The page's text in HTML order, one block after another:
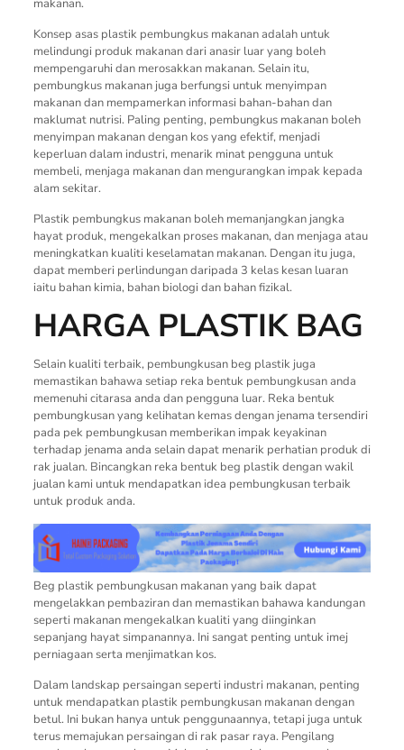
makanan.
Konsep asas plastik pembungkus makanan adalah untuk
melindungi produk makanan dari anasir luar yang boleh
mempengaruhi dan merosakkan makanan. Selain itu,
pembungkus makanan juga berfungsi untuk menyimpan
makanan dan mempamerkan informasi bahan-bahan dan
maklumat nutrisi. Paling penting, pembungkus makanan boleh
menyimpan makanan dengan kos yang efektif, menjadi
keperluan dalam industri, menarik minat pengguna untuk
membeli, menjaga makanan dan mengurangkan impak kepada
alam sekitar.
Plastik pembungkus makanan boleh memanjangkan jangka
hayat produk, mengekalkan proses makanan, dan menjaga atau
meningkatkan kualiti keselamatan makanan. Dengan itu juga,
dapat memberi perlindungan daripada 3 kelas kesan luaran
iaitu bahan kimia, bahan biologi dan bahan fizikal.
HARGA PLASTIK BAG
Selain kualiti terbaik, pembungkusan beg plastik juga
memastikan bahawa setiap reka bentuk pembungkusan anda
memenuhi citarasa anda dan pengguna luar. Reka bentuk
pembungkusan yang kelihatan kemas dengan jenama tersendiri
pada pek pembungkusan memberikan impak keyakinan
terhadap jenama anda selain dapat menarik perhatian produk di
rak jualan. Bincangkan reka bentuk beg plastik dengan wakil
jualan kami untuk mendapatkan idea pembungkusan terbaik
untuk produk anda.
Beg plastik pembungkusan makanan yang baik dapat
mengelakkan pembaziran dan memastikan bahawa kandungan
seperti makanan mengekalkan kualiti yang diinginkan
sepanjang hayat simpanannya. Ini sangat penting untuk imej
perniagaan serta menjimatkan kos.
Dalam landskap persaingan seperti industri makanan, penting
untuk mendapatkan plastik pembungkusan makanan dengan
betul. Ini bukan hanya untuk penggunaannya, tetapi juga untuk
terus memajukan persaingan di rak pasar raya. Pengilang